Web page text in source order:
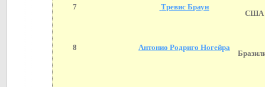
7 Тревис Браун
США
8 Антонио Родриго Ногейра